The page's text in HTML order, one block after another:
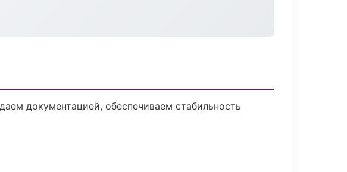
документацией, обеспечиваем стабильность